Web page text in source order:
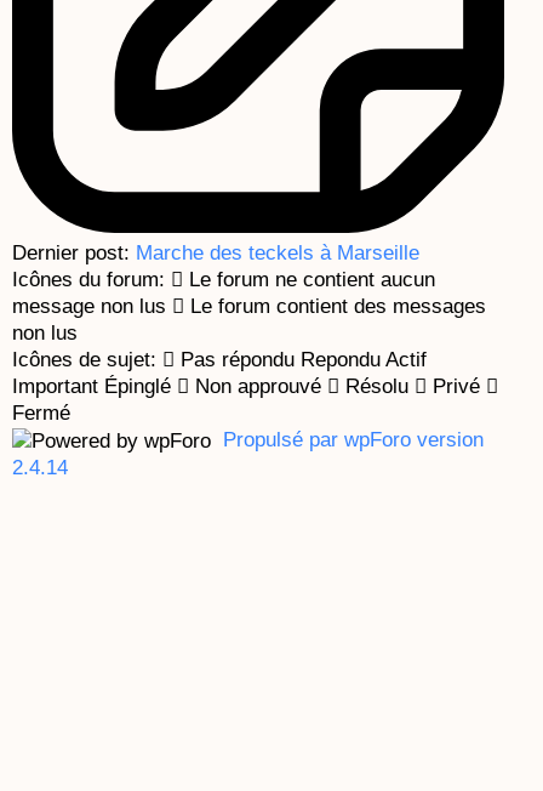
Dernier post: Marche des teckels à Marseille
Icônes du forum:
Le forum ne contient aucun
message non lus
Le forum contient des messages
non lus
Icônes de sujet:
Pas répondu Repondu Actif
Important Épinglé Non approuvé Résolu
Privé
Fermé
Propulsé par wpForo version
2.4.14